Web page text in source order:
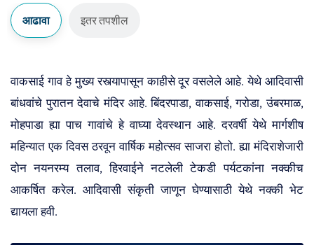
कृषी पर्यटन चलन परिवर्तक
आढावा इतर तपशील
वाकसाई गाव हे मुख्य रस्त्यापासून काहीसे दूर वसलेले आहे. येथे आदिवासी
बांधवांचे पुरातन देवाचे मंदिर आहे. बिंदरपाडा, वाकसाई, गरोडा, उंबरमाळ,
मोहपाडा ह्या पाच गावांचे हे वाघ्या देवस्थान आहे. दरवर्षी येथे मार्गशीष
महिन्यात एक दिवस ठरवून वार्षिक महोत्सव साजरा होतो. ह्या मंदिराशेजारी
दोन नयनरम्य तलाव, हिरवाईने नटलेली टेकडी पर्यटकांना नक्कीच
आकर्षित करेल. आदिवासी संकृती जाणून घेण्यासाठी येथे नक्की भेट
द्यायला हवी.